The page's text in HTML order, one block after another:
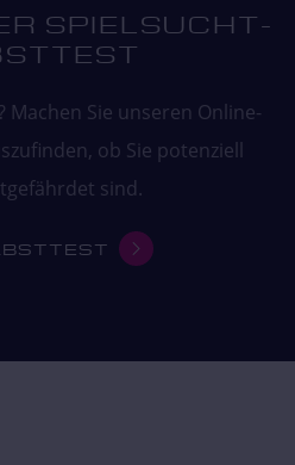
SPIELSUCHT-
Machen Sie unseren Online-
ob Sie potenziell
sind.